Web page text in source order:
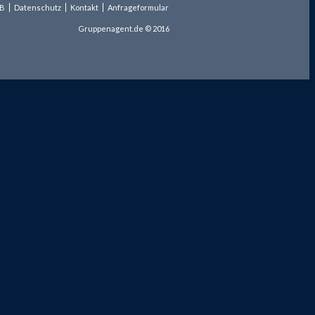
Datenschutz Kontakt Anfrageformular
Gruppenagent.de © 2016